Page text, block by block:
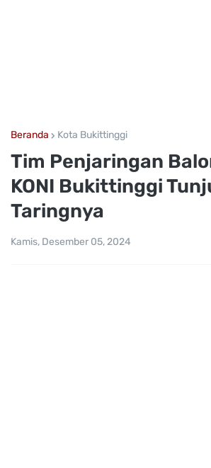
Beranda Kota Bukittinggi
Tim Penjaringan
KONI Bukittinggi
Taringnya
Kamis, Desember 05, 2024